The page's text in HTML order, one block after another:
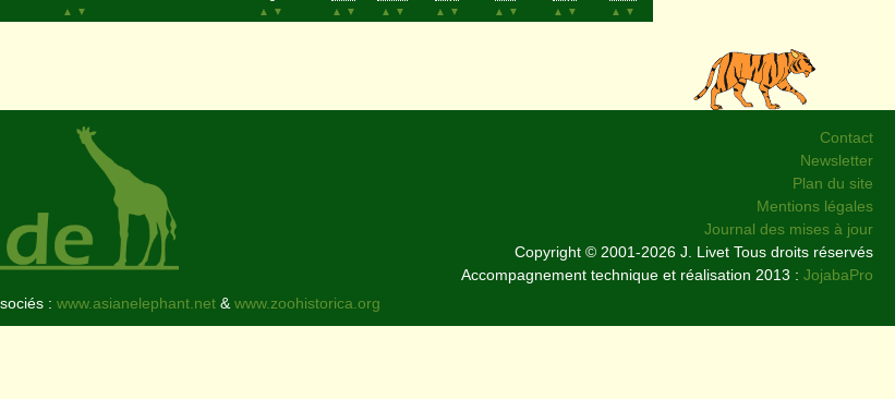
▲
▼
▲
▼
▲
▼
▲
▼
▲
▼
▲
▼
▲
▼
▲
▼
Contact
Newsletter
Plan du site
Mentions légales
Journal des mises à jour
Copyright © 2001-2026 J. Livet Tous droits réservés
Accompagnement technique et réalisation 2013 : JojabaPro
: www.asianelephant.net&www.zoohistorica.org